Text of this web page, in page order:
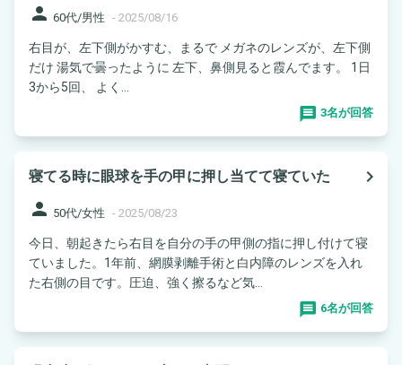
person 60代/男性 - 2025/08/16
右目が、左下側がかすむ、まるで メガネのレンズが、左下側
だけ 湯気で曇ったように 左下、鼻側見ると霞んでます。 1日
3から5回、 よく...
3名が回答
寝てる時に眼球を手の甲に押し当てて寝ていた
navigate_next
person 50代/女性 - 2025/08/23
今日、朝起きたら右目を自分の手の甲側の指に押し付けて寝
ていました。1年前、網膜剥離手術と白内障のレンズを入れ
た右側の目です。圧迫、強く擦るなど気...
6名が回答